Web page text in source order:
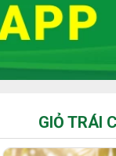
GIỎ TRÁI